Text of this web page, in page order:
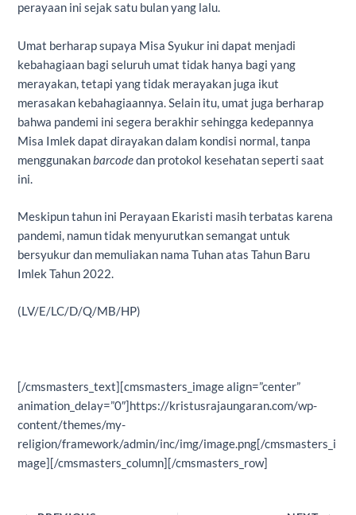
perayaan ini sejak satu bulan yang lalu.
Umat berharap supaya Misa Syukur ini dapat menjadi
kebahagiaan bagi seluruh umat tidak hanya bagi yang
merayakan, tetapi yang tidak merayakan juga ikut
merasakan kebahagiaannya. Selain itu, umat juga berharap
bahwa pandemi ini segera berakhir sehingga kedepannya
Misa Imlek dapat dirayakan dalam kondisi normal, tanpa
menggunakanbarcodedan protokol kesehatan seperti saat
ini.
Meskipun tahun ini Perayaan Ekaristi masih terbatas karena
pandemi, namun tidak menyurutkan semangat untuk
bersyukur dan memuliakan nama Tuhan atas Tahun Baru
Imlek Tahun 2022.
(LV/E/LC/D/Q/MB/HP)
[/cmsmasters_text][cmsmasters_image align=”center”
animation_delay=”0″]https://kristusrajaungaran.com/wp-
content/themes/my-
religion/framework/admin/inc/img/image.png[/cmsmasters_i
mage][/cmsmasters_column][/cmsmasters_row]